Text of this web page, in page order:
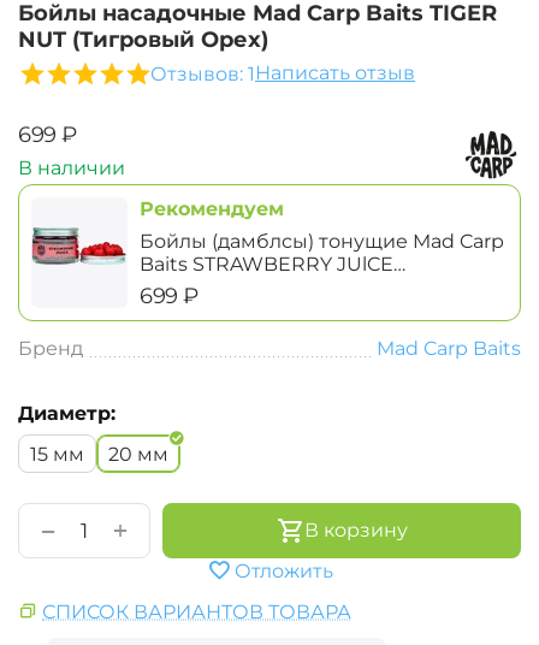
Бойлы насадочные Mad Carp Baits TIGER
NUT (Тигровый Орех)
Отзывов: 1 Написать отзыв
‍699‍ ₽
В наличии
Рекомендуем
Бойлы (дамблсы) тонущие Mad Carp
Baits STRAWBERRY JUlCE
(Клубничный Сок) Dumbells
‍699‍ ₽
Бренд Mad Carp Baits
Диаметр:
15 мм
20 мм
+
−
В корзину
Отложить
СПИСОК ВАРИАНТОВ ТОВАРА